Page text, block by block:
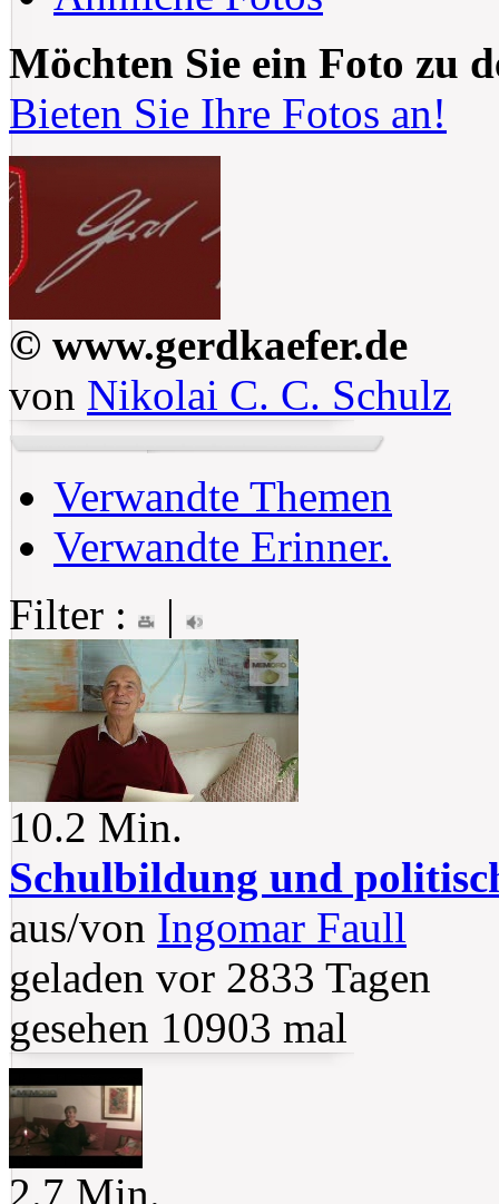
Möchten Sie ein Foto zu
Bieten Sie Ihre Fotos an!
© www.gerdkaefer.de
von Nikolai C. C. Schulz
Verwandte Themen
Verwandte Erinner.
Filter :
|
10.2 Min.
Schulbildung und
aus/von Ingomar Faull
geladen vor 2833 Tagen
gesehen 10903 mal
2.7 Min.